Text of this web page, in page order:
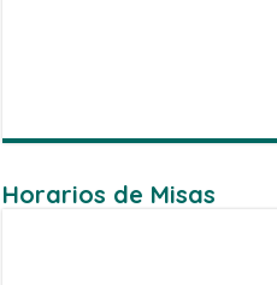
Horarios de Misas